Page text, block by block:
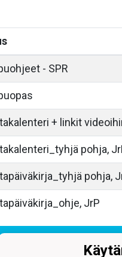
- SPR
+ linkit
pohja,
pohja,
JrP
Junior-Pelicans